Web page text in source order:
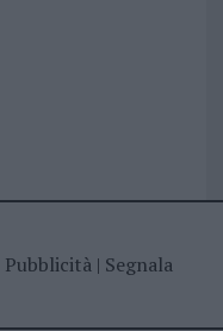
Pubblicità| Segnala